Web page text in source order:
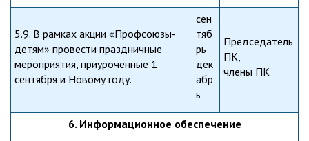
5.9. В рамках акции «Профсоюзы-
детям» провести праздничные
мероприятия, приуроченные 1
сентября и Новому году.
сен
тяб
рь
дек
абр
ь
Председатель
ПК,
члены ПК
6. Информационное обеспечение